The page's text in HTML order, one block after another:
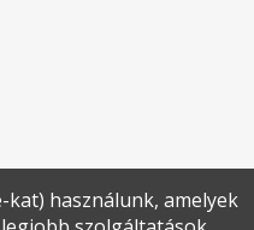
használunk, amelyek